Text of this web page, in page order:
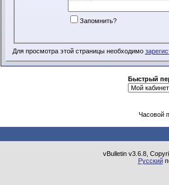
Запомнить?
Для просмотра этой страницы необходимо
Быстрый
Часовой
vBulletin v3.6.8,
Русский